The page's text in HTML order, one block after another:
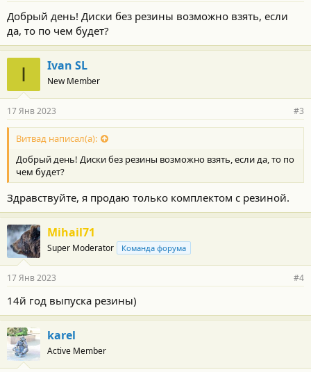
Добрый день! Диски без резины возможно взять, если
да, то по чем будет?
I Ivan SL
New Member
17 Янв 2023 #3
Витвад написал(а):
Добрый день! Диски без резины возможно взять, если да, то по
чем будет?
Здравствуйте, я продаю только комплектом с резиной.
Mihail71
Super Moderator Команда форума
17 Янв 2023 #4
14й год выпуска резины)
karel
Active Member